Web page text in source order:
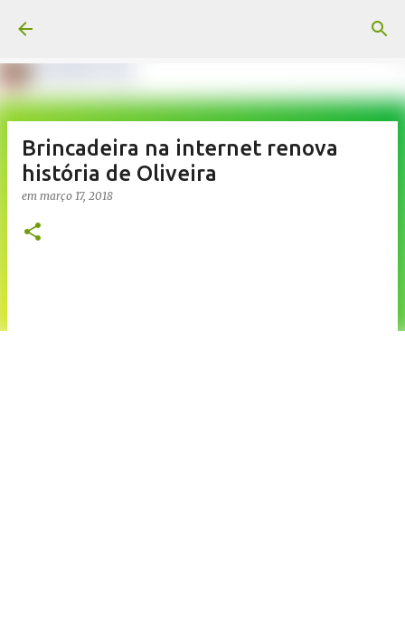
Brincadeira na internet renova
história de Oliveira
em março 17, 2018